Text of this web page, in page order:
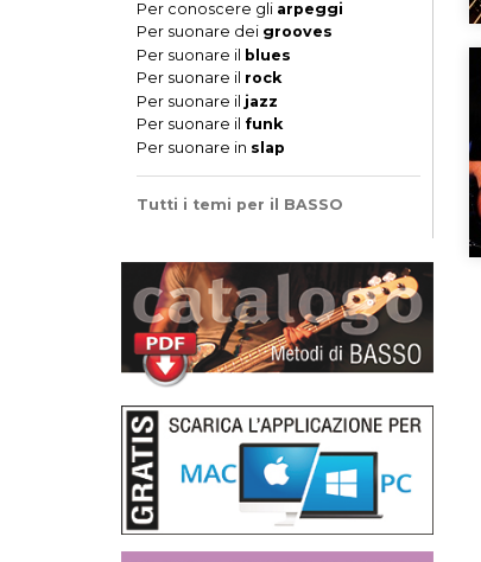
Per conoscere gli arpeggi
Per suonare dei grooves
Per suonare il blues
Per suonare il rock
Per suonare il jazz
Per suonare il funk
Per suonare in slap
Tutti i temi per il BASSO